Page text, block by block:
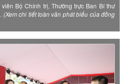
Bộ Chính trị, Thường trực Ban Bí thư
(Xem chi tiết toàn văn phát biểu của đồng